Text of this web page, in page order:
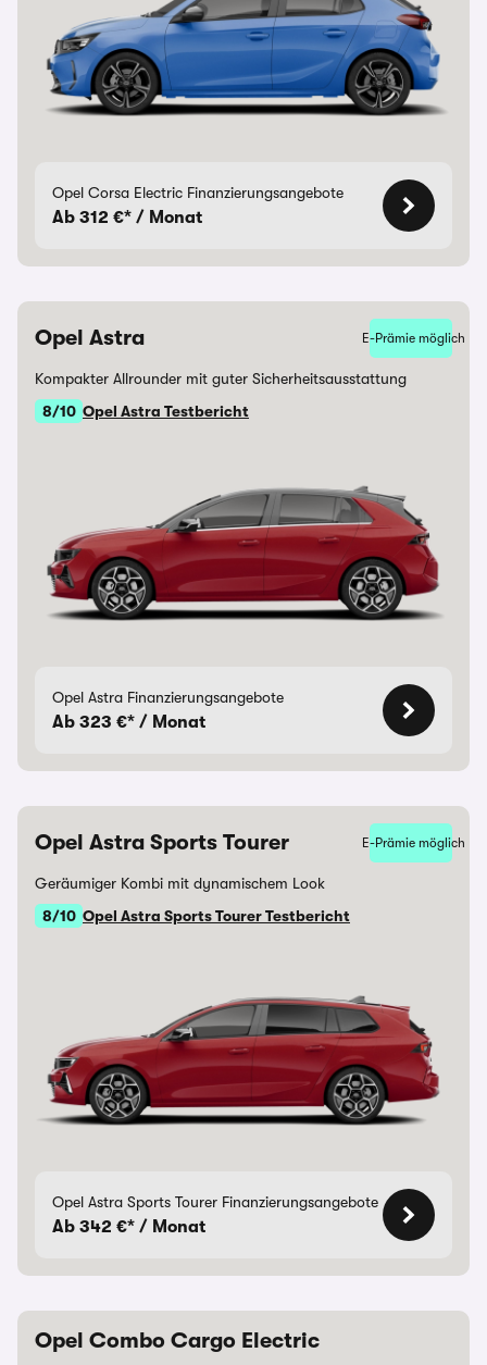
Opel Corsa Electric Finanzierungsangebote
Ab 312 €* / Monat
Opel Astra E-Prämie möglich
Kompakter Allrounder mit guter Sicherheitsausstattung
8/10 Opel Astra Testbericht
Opel Astra Finanzierungsangebote
Ab 323 €* / Monat
Opel Astra Sports Tourer E-Prämie möglich
Geräumiger Kombi mit dynamischem Look
8/10 Opel Astra Sports Tourer Testbericht
Opel Astra Sports Tourer Finanzierungsangebote
Ab 342 €* / Monat
Opel Combo Cargo Electric